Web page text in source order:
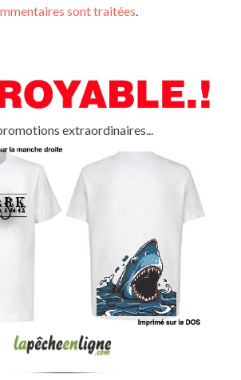
sont traitées.
extraordinaires...